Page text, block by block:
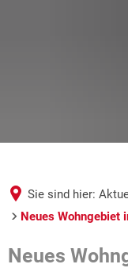
Sie sind hier:
Neues Wohngebiet
Neues